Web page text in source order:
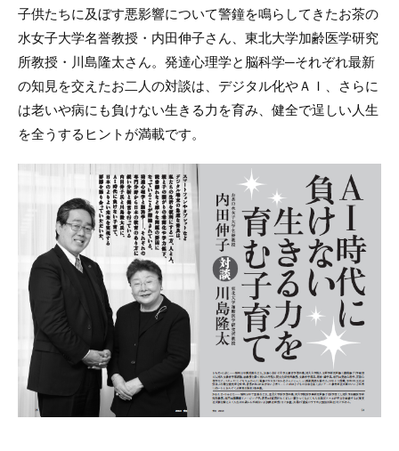
子供たちに及ぼす悪影響について警鐘を鳴らしてきたお茶の
水女子大学名誉教授・内田伸子さん、東北大学加齢医学研究
所教授・川島隆太さん。発達心理学と脳科学─それぞれ最新
の知見を交えたお二人の対談は、デジタル化やＡＩ、さらに
は老いや病にも負けない生きる力を育み、健全で逞しい人生
を全うするヒントが満載です。